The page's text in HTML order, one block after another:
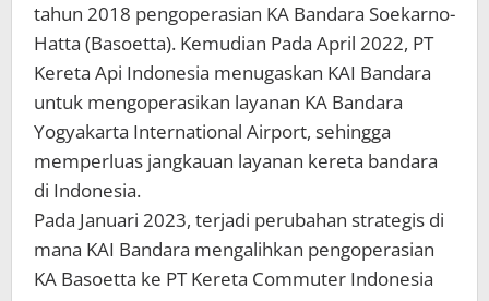
tahun 2018 pengoperasian KA Bandara Soekarno-
Hatta (Basoetta). Kemudian Pada April 2022, PT
Kereta Api Indonesia menugaskan KAI Bandara
untuk mengoperasikan layanan KA Bandara
Yogyakarta International Airport, sehingga
memperluas jangkauan layanan kereta bandara
di Indonesia.
Pada Januari 2023, terjadi perubahan strategis di
mana KAI Bandara mengalihkan pengoperasian
KA Basoetta ke PT Kereta Commuter Indonesia